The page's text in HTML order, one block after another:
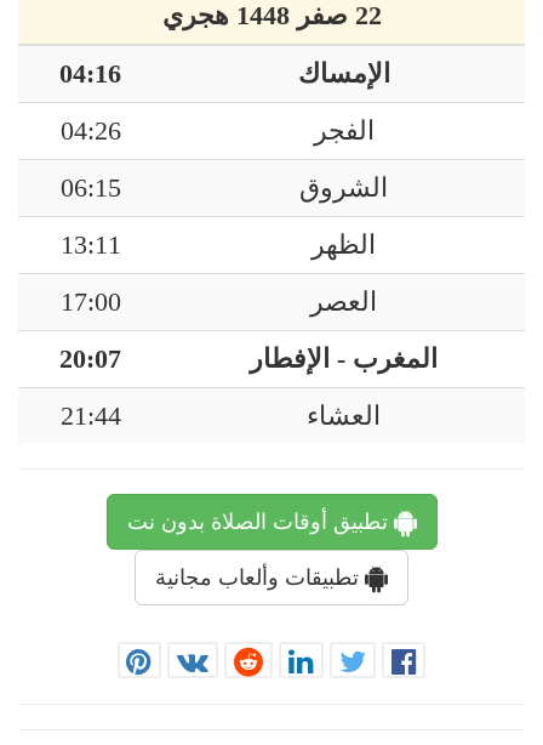
22 صفر 1448 هجري
الإمساك
04:16
الفجر
04:26
الشروق
06:15
الظهر
13:11
العصر
17:00
المغرب - الإفطار
20:07
العشاء
21:44
تطبيق أوقات الصلاة بدون نت
تطبيقات وألعاب مجانية